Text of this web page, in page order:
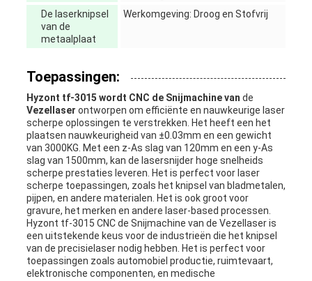
De laserknipsel
van de
metaalplaat
Werkomgeving: Droog en Stofvrij
Toepassingen:
Hyzont tf-3015 wordt CNC de Snijmachine van de
Vezellaser ontworpen om efficiënte en nauwkeurige laser
scherpe oplossingen te verstrekken. Het heeft een het
plaatsen nauwkeurigheid van ±0.03mm en een gewicht
van 3000KG. Met een z-As slag van 120mm en een y-As
slag van 1500mm, kan de lasersnijder hoge snelheids
scherpe prestaties leveren. Het is perfect voor laser
scherpe toepassingen, zoals het knipsel van bladmetalen,
pijpen, en andere materialen. Het is ook groot voor
gravure, het merken en andere laser-based processen.
Hyzont tf-3015 CNC de Snijmachine van de Vezellaser is
een uitstekende keus voor de industrieën die het knipsel
van de precisielaser nodig hebben. Het is perfect voor
toepassingen zoals automobiel productie, ruimtevaart,
elektronische componenten, en medische